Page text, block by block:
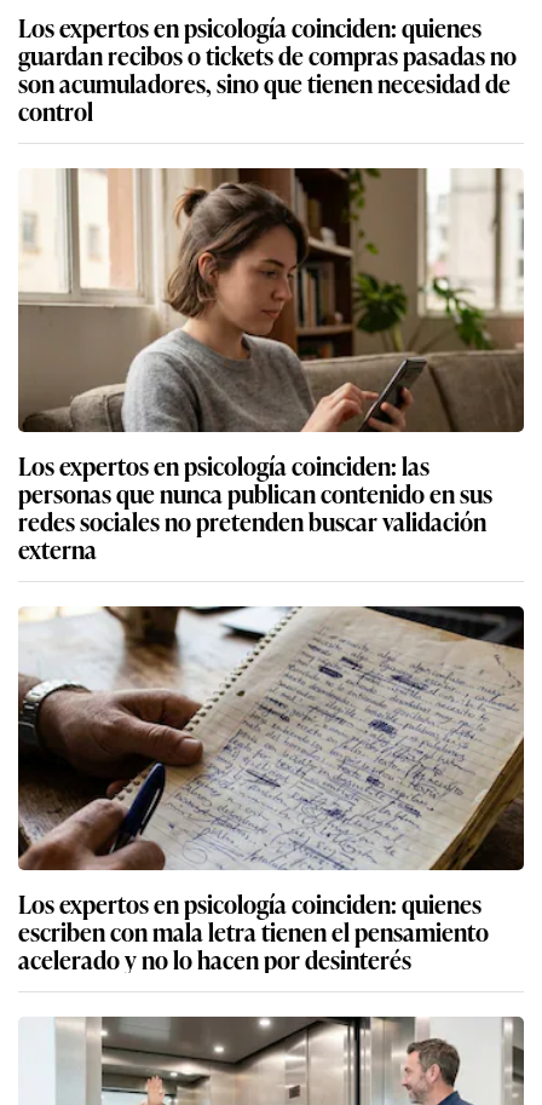
Los expertos en psicología coinciden: quienes
guardan recibos o tickets de compras pasadas no
son acumuladores, sino que tienen necesidad de
control
Los expertos en psicología coinciden: las
personas que nunca publican contenido en sus
redes sociales no pretenden buscar validación
externa
Los expertos en psicología coinciden: quienes
escriben con mala letra tienen el pensamiento
acelerado y no lo hacen por desinterés